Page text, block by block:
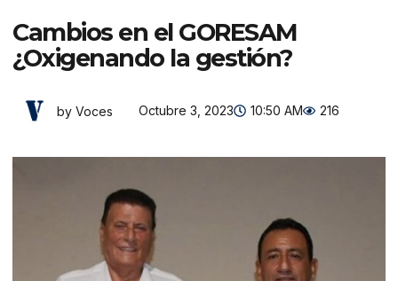
Cambios en el GORESAM
¿Oxigenando la gestión?
by Voces Octubre 3, 2023 10:50 AM 216